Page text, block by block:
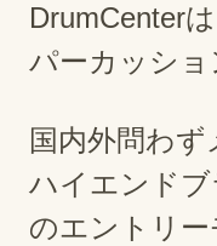
DrumCenter
パーカッショ
国内外問わ
ハイエンド
のエントリ